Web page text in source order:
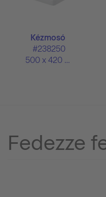
Kézmosó
#238250
500 x 420 mm
Fedezze